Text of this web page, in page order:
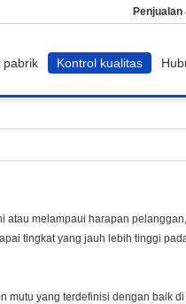
pabrik Kontrol kualitas
atau melampaui harapan
tingkat yang jauh lebih tinggi
mutu yang terdefinisi dengan baik